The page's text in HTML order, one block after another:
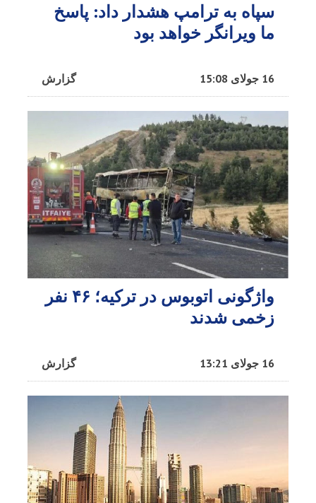
سپاه به ترامپ هشدار داد: پاسخ
ما ویرانگر خواهد بود
گزارش 16 جولای 15:08
واژگونی اتوبوس در ترکیه؛ ۴۶ نفر
زخمی شدند
گزارش 16 جولای 13:21